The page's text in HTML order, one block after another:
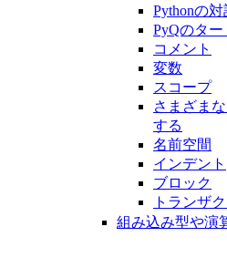
Pythonの
PyQのタ
コメント
変数
スコープ
さまざま
する
名前空間
インデント
ブロック
トランザ
組み込み型や演